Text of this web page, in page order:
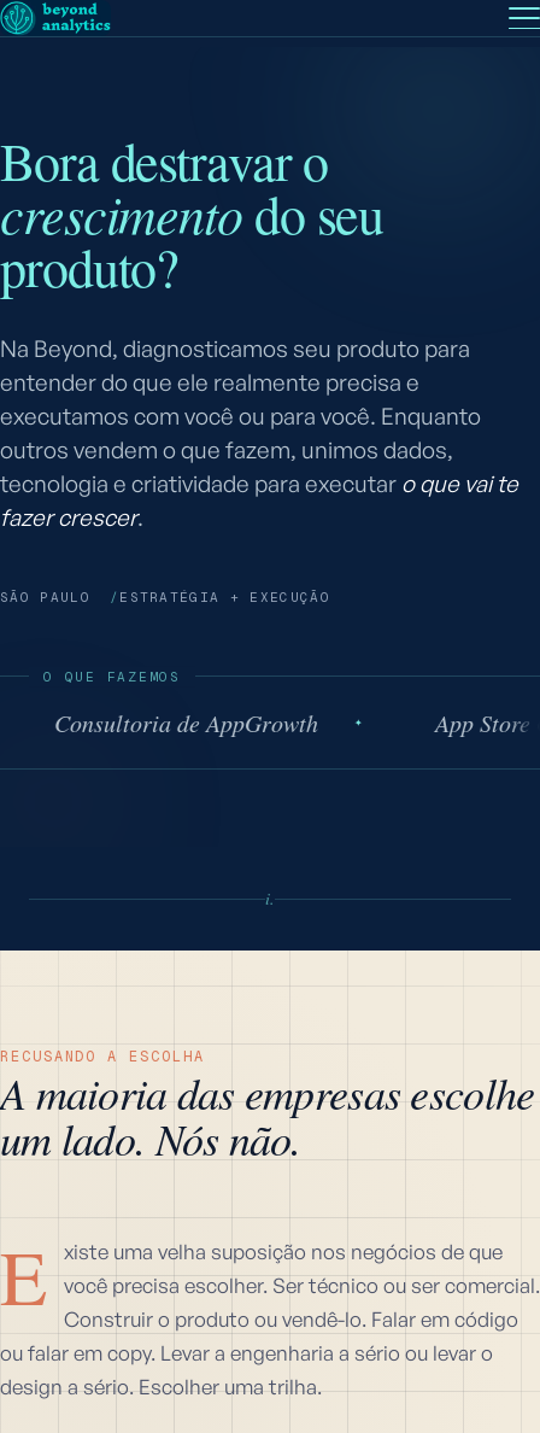
EN— English
PT
Siga
Bora destravar o
crescimentodo seu
produto?
Na Beyond, diagnosticamos seu produto para
entender do que ele realmente precisa e
executamos com você ou para você. Enquanto
outros vendem o que fazem, unimos dados,
tecnologia e criatividade para executar o que vai te
fazer crescer.
SÃO PAULO ESTRATÉGIA + EXECUÇÃO
O QUE FAZEMOS
Consultoria de AppGrowth App Store
i.
RECUSANDO A ESCOLHA
A maioria das empresas escolhe
um lado. Nós não.
E
xiste uma velha suposição nos negócios de que
você precisa escolher. Ser técnico ou ser comercial.
Construir o produto ou vendê-lo. Falar em código
ou falar em copy. Levar a engenharia a sério ou levar o
design a sério. Escolher uma trilha.